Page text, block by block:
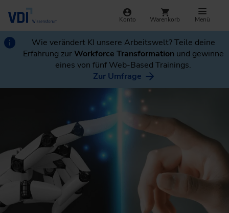
Konto Warenkorb Menü
Wie verändert KI unsere Arbeitswelt? Teile deine
Erfahrung zurWorkforce Transformation und gewinne
eines von fünf Web-Based Trainings.
Zur Umfrage